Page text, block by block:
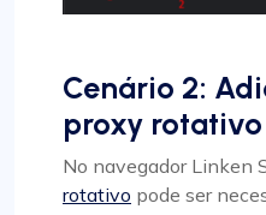
Cenário 2:
proxy rotativo
No navegador Linken
rotativo pode ser